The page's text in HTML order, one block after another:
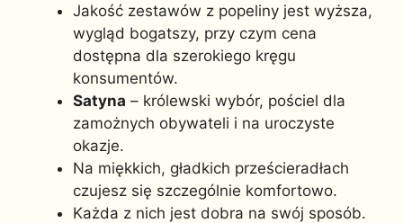
Jakość zestawów z popeliny jest wyższa,
wygląd bogatszy, przy czym cena
dostępna dla szerokiego kręgu
konsumentów.
Satyna – królewski wybór, pościel dla
zamożnych obywateli i na uroczyste
okazje.
Na miękkich, gładkich prześcieradłach
czujesz się szczególnie komfortowo.
Każda z nich jest dobra na swój sposób.